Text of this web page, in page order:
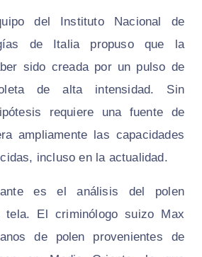
del Instituto Nacional de
de Italia propuso que la
sido creada por un pulso de
de alta intensidad. Sin
requiere una fuente de
ampliamente las capacidades
incluso en la actualidad.
es el análisis del polen
tela. El criminólogo suizo Max
de polen provenientes de